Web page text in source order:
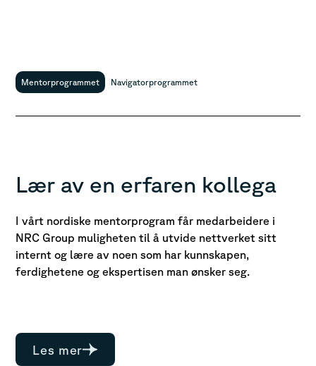
Mentorprogrammet Navigatorprogrammet
Lær av en erfaren kollega
I vårt nordiske mentorprogram får medarbeidere i
NRC Group muligheten til å utvide nettverket sitt
internt og lære av noen som har kunnskapen,
ferdighetene og ekspertisen man ønsker seg.
Les mer